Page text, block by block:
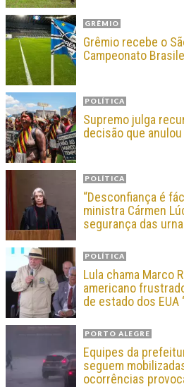
GRÊMIO
Grêmio recebe o
Campeonato
POLÍTICA
Supremo julga
decisão que
POLÍTICA
“Desconfiança é
ministra Cármen
segurança das
POLÍTICA
Lula chama Marco
americano
de estado dos EUA
PORTO ALEGRE
Equipes da
seguem
ocorrências